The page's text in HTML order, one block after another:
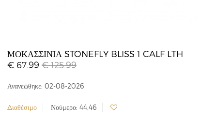
ΜΟΚΑΣΣΊΝΙΑ STONEFLY BLISS 1 CALF LTH
€ 67.99 € 125.99
Ανανεώθηκε: 02-08-2026
Διαθέσιμο Νούμερο: 44,46